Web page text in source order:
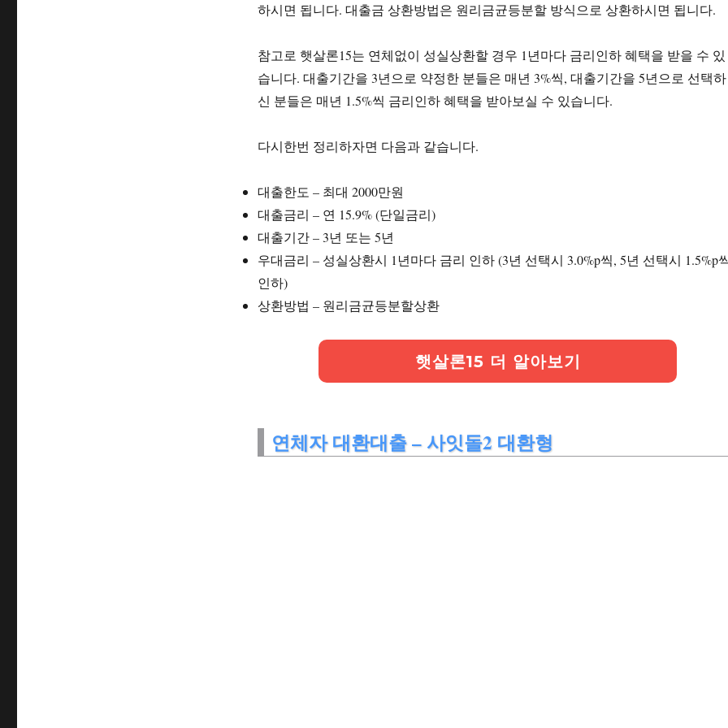
하시면 됩니다. 대출금 상환방법은 원리금균등분할 방식으로 상환하시면 됩니다.
참고로 햇살론15는 연체없이 성실상환할 경우 1년마다 금리인하 혜택을 받을 수 있
습니다. 대출기간을 3년으로 약정한 분들은 매년 3%씩, 대출기간을 5년으로 선택하
신 분들은 매년 1.5%씩 금리인하 혜택을 받아보실 수 있습니다.
다시한번 정리하자면 다음과 같습니다.
대출한도 – 최대 2000만원
대출금리 – 연 15.9% (단일금리)
대출기간 – 3년 또는 5년
우대금리 – 성실상환시 1년마다 금리 인하 (3년 선택시 3.0%p씩, 5년 선택시 1.5%p
인하)
상환방법 – 원리금균등분할상환
햇살론15 더 알아보기
연체자 대환대출 – 사잇돌2 대환형